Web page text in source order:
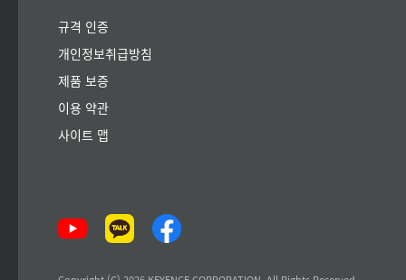
규격 인증
개인정보취급방침
제품 보증
이용 약관
사이트 맵